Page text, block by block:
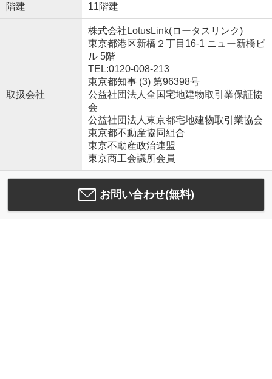
階建 11階建
取扱会社
株式会社LotusLink(ロータスリンク)
東京都港区新橋２丁目16-1 ニュー新橋ビ
ル 5階
TEL:0120-008-213
東京都知事 (3) 第96398号
公益社団法人全国宅地建物取引業保証協
会
公益社団法人東京都宅地建物取引業協会
東京都不動産協同組合
東京不動産政治連盟
東京商工会議所会員
お問い合わせ(無料)